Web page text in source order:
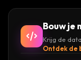
Bouw je
Krijg de
Ontdek de